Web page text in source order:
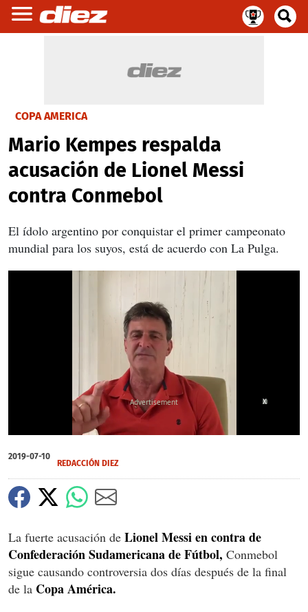
COPA AMERICA
Mario Kempes respalda
acusación de Lionel Messi
contra Conmebol
El ídolo argentino por conquistar el primer campeonato
mundial para los suyos, está de acuerdo con La Pulga.
of
33
X
2019-07-10
REDACCIÓN DIEZ
La fuerte acusación de Lionel Messi en contra de
Confederación Sudamericana de Fútbol, Conmebol
sigue causando controversia dos días después de la final
de la Copa América.